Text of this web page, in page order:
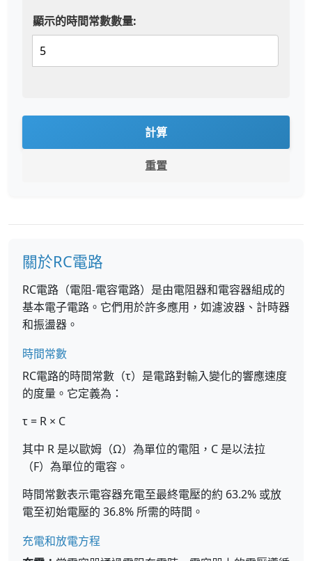
顯示的時間常數數量:
計算
重置
關於RC電路
RC電路（電阻-電容電路）是由電阻器和電容器組成的
基本電子電路。它們用於許多應用，如濾波器、計時器
和振盪器。
時間常數
RC電路的時間常數（τ）是電路對輸入變化的響應速度
的度量。它定義為：
τ = R × C
其中 R 是以歐姆（Ω）為單位的電阻，C 是以法拉
（F）為單位的電容。
時間常數表示電容器充電至最終電壓的約 63.2% 或放
電至初始電壓的 36.8% 所需的時間。
充電和放電方程